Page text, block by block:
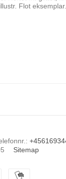
Flot eksemplar.
:
Sitemap